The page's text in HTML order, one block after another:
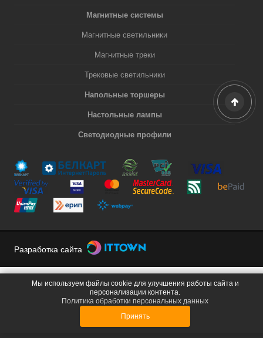
Магнитные системы
Магнитные светильники
Магнитные треки
Трековые светильники
Напольные торшеры
Настольные лампы
Светодиодные профили
Разработка сайта
Мы используем файлы cookie для улучшения работы сайта и
персонализации контента.
Политика обработки персональных данных
Принять